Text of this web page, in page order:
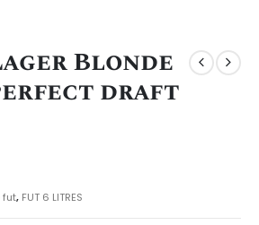
Blonde
draft
fut, FUT 6 LITRES